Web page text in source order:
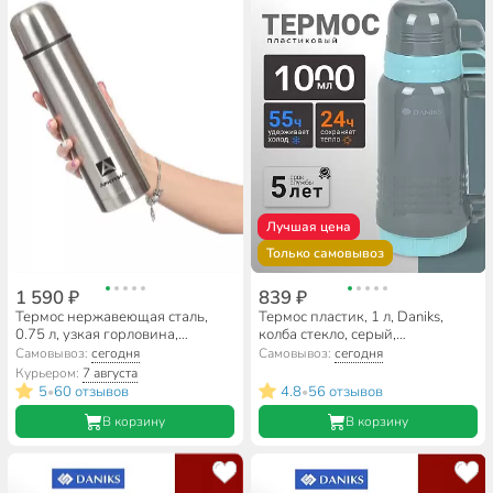
1 590 ₽
Термос нержавеющая сталь,
0.75 л, узкая горловина,
Арктика, колба нержавеющая
сталь, 101-750
Самовывоз:сегодня
Курьером: 7 августа
5•60 отзывов
В корзину
Лучшая цена
Только самовывоз
839 ₽
Термос пластик, 1 л, Daniks,
колба стекло, серый,
бирюзовый, CA-100
Самовывоз: сегодня
4.8•56 отзывов
В корзину